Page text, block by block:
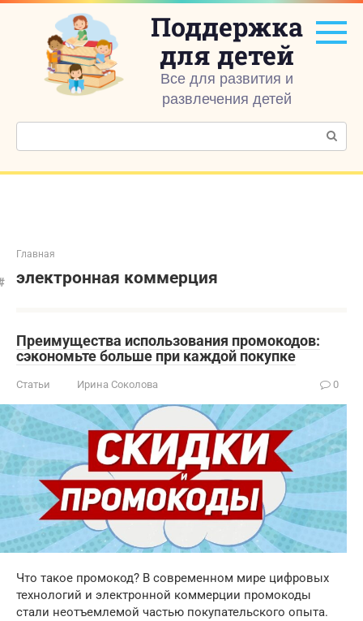
Перейти
контенту
Поддержка
для детей
Все для развития и
развлечения детей
Поиск:
Главная
электронная коммерция
Преимущества использования промокодов:
сэкономьте больше при каждой покупке
Статьи Ирина Соколова 0
Что такое промокод? В современном мире цифровых
технологий и электронной коммерции промокоды
стали неотъемлемой частью покупательского опыта.